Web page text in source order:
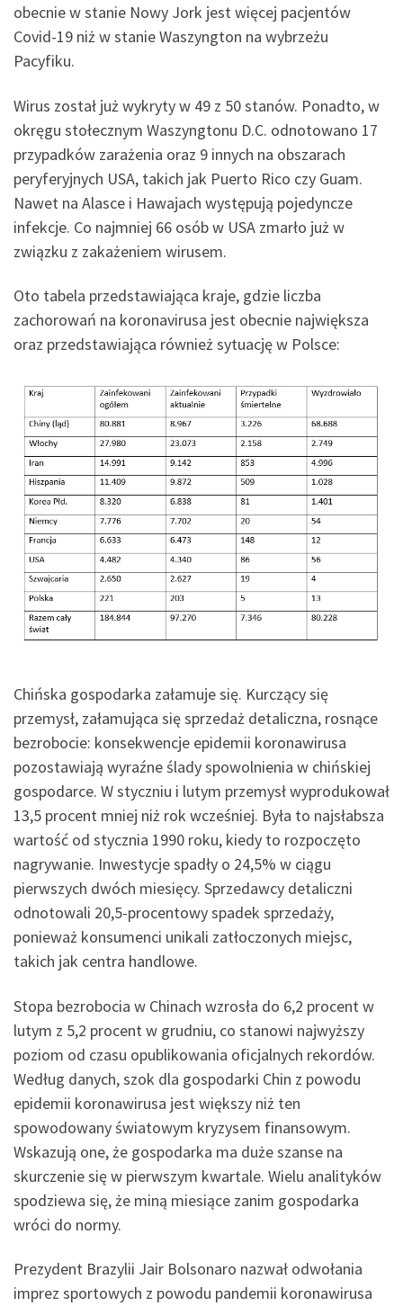
obecnie w stanie Nowy Jork jest więcej pacjentów
Covid-19 niż w stanie Waszyngton na wybrzeżu
Pacyfiku.
Wirus został już wykryty w 49 z 50 stanów. Ponadto, w
okręgu stołecznym Waszyngtonu D.C. odnotowano 17
przypadków zarażenia oraz 9 innych na obszarach
peryferyjnych USA, takich jak Puerto Rico czy Guam.
Nawet na Alasce i Hawajach występują pojedyncze
infekcje. Co najmniej 66 osób w USA zmarło już w
związku z zakażeniem wirusem.
Oto tabela przedstawiająca kraje, gdzie liczba
zachorowań na koronavirusa jest obecnie największa
oraz przedstawiająca również sytuację w Polsce:
Chińska gospodarka załamuje się. Kurczący się
przemysł, załamująca się sprzedaż detaliczna, rosnące
bezrobocie: konsekwencje epidemii koronawirusa
pozostawiają wyraźne ślady spowolnienia w chińskiej
gospodarce. W styczniu i lutym przemysł wyprodukował
13,5 procent mniej niż rok wcześniej. Była to najsłabsza
wartość od stycznia 1990 roku, kiedy to rozpoczęto
nagrywanie. Inwestycje spadły o 24,5% w ciągu
pierwszych dwóch miesięcy. Sprzedawcy detaliczni
odnotowali 20,5-procentowy spadek sprzedaży,
ponieważ konsumenci unikali zatłoczonych miejsc,
takich jak centra handlowe.
Stopa bezrobocia w Chinach wzrosła do 6,2 procent w
lutym z 5,2 procent w grudniu, co stanowi najwyższy
poziom od czasu opublikowania oficjalnych rekordów.
Według danych, szok dla gospodarki Chin z powodu
epidemii koronawirusa jest większy niż ten
spowodowany światowym kryzysem finansowym.
Wskazują one, że gospodarka ma duże szanse na
skurczenie się w pierwszym kwartale. Wielu analityków
spodziewa się, że miną miesiące zanim gospodarka
wróci do normy.
Prezydent Brazylii Jair Bolsonaro nazwał odwołania
imprez sportowych z powodu pandemii koronawirusa